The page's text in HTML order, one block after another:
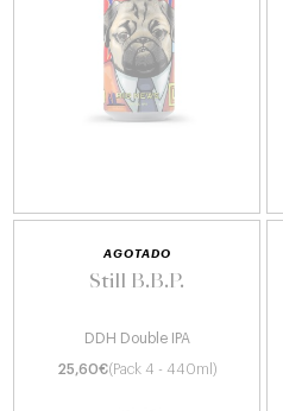
AGOTADO
Still B.B.P.
DDH Double IPA
25,60€(Pack 4 - 440ml)